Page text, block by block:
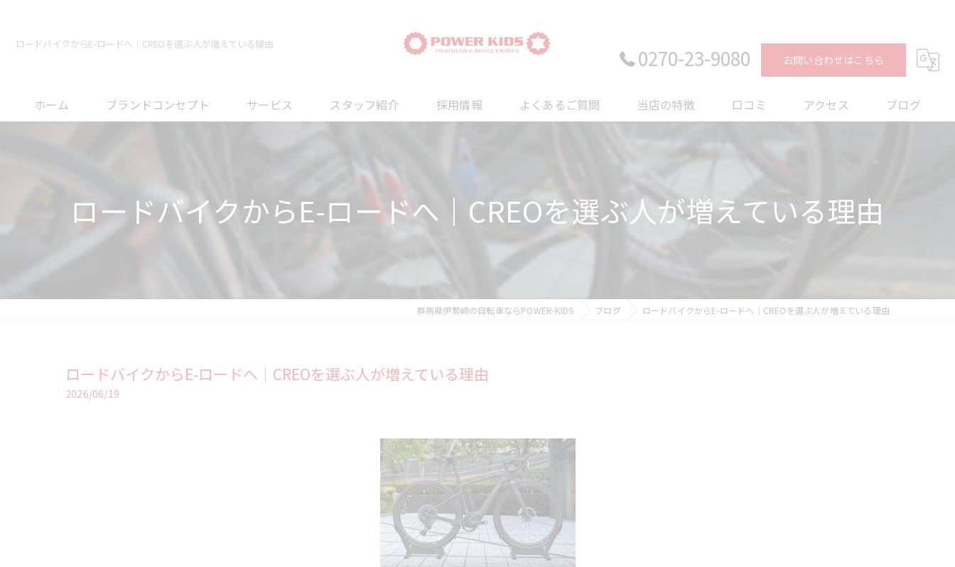
ロードバイクからE-ロードへ｜CREOを選ぶ人が増えている理由
0270-23-9080 お問い合わせはこちら
ホーム ブランドコンセプト サービス
フィッティングについて
スタッフ紹介 採用情報 よくあるご質問 当店の特徴
フィッティング
口コミ アクセス ブログ
ロードバイクからE-ロードへ｜CREOを選ぶ人が増えている理由
群馬県伊勢崎の自転車ならPOWER-KIDS ブログ ロードバイクからE-ロードへ｜CREOを選ぶ人が増えている理由
ロードバイクからE-ロードへ｜CREOを選ぶ人が増えている理由
2026/06/19